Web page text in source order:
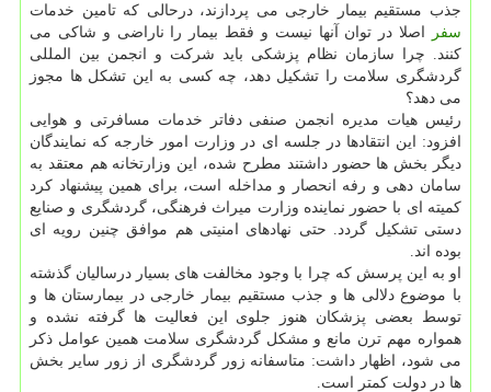
جذب مستقیم بیمار خارجی می پردازند، درحالی كه تامین خدمات
سفر
اصلا در توان آنها نیست و فقط بیمار را ناراضی و شاكی می
كنند. چرا سازمان نظام پزشكی باید شركت و انجمن بین المللی
گردشگری سلامت را تشكیل دهد، چه كسی به این تشكل ها مجوز
می دهد؟
رئیس هیات مدیره انجمن صنفی دفاتر خدمات مسافرتی و هوایی
افزود: این انتقادها در جلسه ای در وزارت امور خارجه كه نمایندگان
دیگر بخش ها حضور داشتند مطرح شده، این وزارتخانه هم معتقد به
سامان دهی و رفه انحصار و مداخله است، برای همین پیشنهاد كرد
كمیته ای با حضور نماینده وزارت میراث فرهنگی، گردشگری و صنایع
دستی تشكیل گردد. حتی نهادهای امنیتی هم موافق چنین رویه ای
بوده اند.
او به این پرسش كه چرا با وجود مخالفت های بسیار درسالیان گذشته
با موضوع دلالی ها و جذب مستقیم بیمار خارجی در بیمارستان ها و
توسط بعضی پزشكان هنوز جلوی این فعالیت ها گرفته نشده و
همواره مهم ترن مانع و مشكل گردشگری سلامت همین عوامل ذكر
می شود، اظهار داشت: متاسفانه زور گردشگری از زور سایر بخش
ها در دولت كمتر است.